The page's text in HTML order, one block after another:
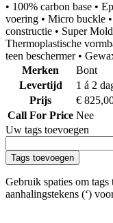
• 100% carbon base •
voering • Micro buckle
constructie • Super
Thermoplastische
teen beschermer •
Merken
Bont
Levertijd
1 á 2
Prijs
€
Call For Price Nee
Uw tags toevoegen
Tags toevoegen
Gebruik spaties om
aanhalingstekens (‘)